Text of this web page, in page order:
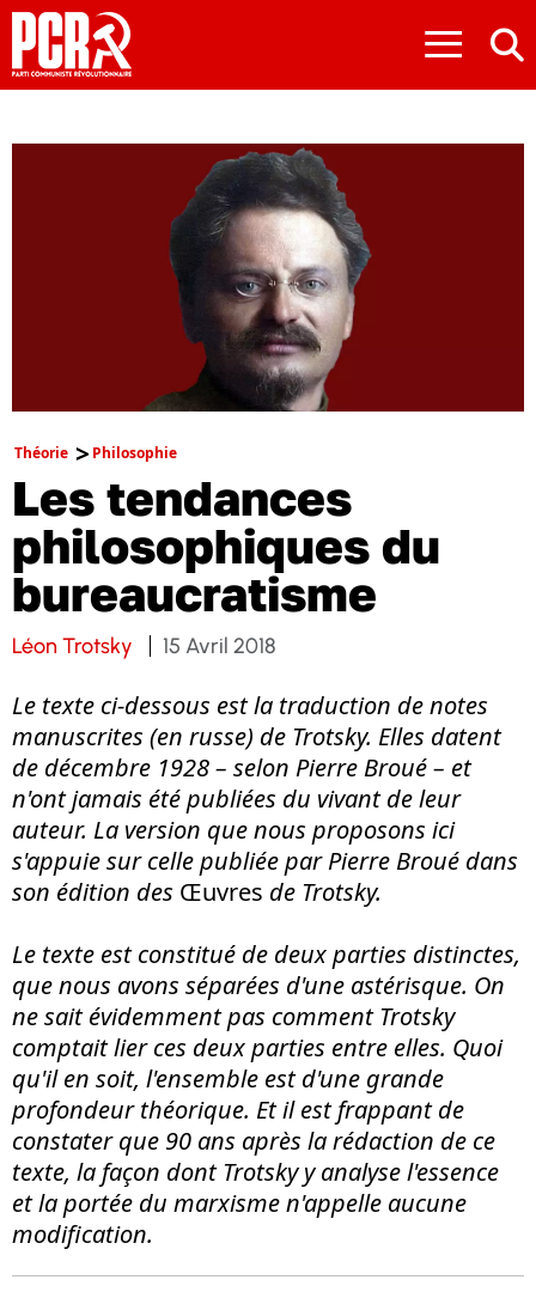
≡
Théorie Philosophie
Les tendances
philosophiques du
bureaucratisme
Léon Trotsky 15 Avril 2018
Le texte ci-dessous est la traduction de notes
manuscrites (en russe) de Trotsky. Elles datent
de décembre 1928 – selon Pierre Broué – et
n'ont jamais été publiées du vivant de leur
auteur. La version que nous proposons ici
s'appuie sur celle publiée par Pierre Broué dans
son édition des Œuvres de Trotsky.
Le texte est constitué de deux parties distinctes,
que nous avons séparées d'une astérisque. On
ne sait évidemment pas comment Trotsky
comptait lier ces deux parties entre elles. Quoi
qu'il en soit, l'ensemble est d'une grande
profondeur théorique. Et il est frappant de
constater que 90 ans après la rédaction de ce
texte, la façon dont Trotsky y analyse l'essence
et la portée du marxisme n'appelle aucune
modification.